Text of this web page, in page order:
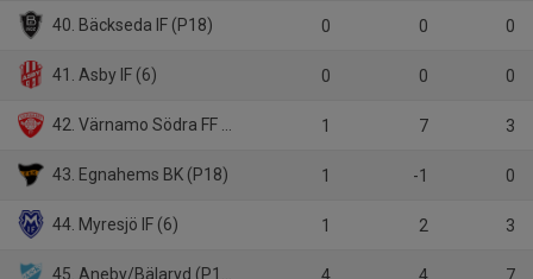
40. Bäckseda IF (P18) 0 0 0
41. Asby IF (6) 0 0 0
42. Värnamo Södra FF (P18) 1 7 3
43. Egnahems BK (P18) 1 -1 0
44. Myresjö IF (6) 1 2 3
45. Aneby/Bälaryd (P18) 4 4 7